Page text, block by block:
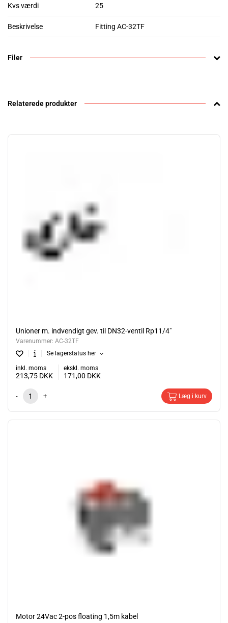
Kvs værdi 25
Beskrivelse Fitting AC-32TF
Filer
Relaterede produkter
Unioner m. indvendigt gev. til DN32-ventil Rp11/4"
Varenummer: AC-32TF
Se lagerstatus her
inkl. moms
213,75 DKK
ekskl. moms
171,00 DKK
- + Læg i kurv
Motor 24Vac 2-pos floating 1,5m kabel